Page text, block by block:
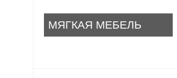
МЯГКАЯ МЕБЕЛЬ